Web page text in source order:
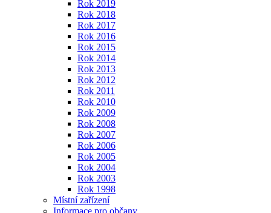
Rok 2019
Rok 2018
Rok 2017
Rok 2016
Rok 2015
Rok 2014
Rok 2013
Rok 2012
Rok 2011
Rok 2010
Rok 2009
Rok 2008
Rok 2007
Rok 2006
Rok 2005
Rok 2004
Rok 2003
Rok 1998
Místní zařízení
Informace pro občany